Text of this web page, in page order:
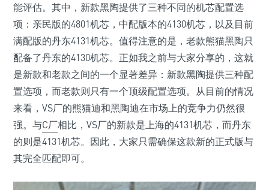
能评估。其中，新款黑陶提供了三种不同的机芯配置选
项：亲民版的4801机芯，中配版本的4130机芯，以及目前
满配版的丹东4131机芯。值得注意的是，老款熊猫黑陶只
配备了丹东的4130机芯。正如我之前与大家分享的，这就
是新款和老款之间的一个显著差异：新款黑陶提供三种配
置选项，而老款则只有一个顶级配置选项。从目前的情况
来看，VS厂的熊猫迪和黑陶迪在市场上的竞争力仍然很
强。与C厂相比，VS厂的新款是上海的4131机芯，而丹东
的则是4131机芯。因此，大家只需确保这款新的正式版与
其完全匹配即可。